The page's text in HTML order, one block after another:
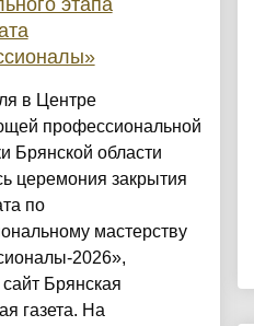
этапа
в Центре
профессиональной
Брянской области
церемония закрытия
по
мастерству
2026»,
Брянская
газета. На